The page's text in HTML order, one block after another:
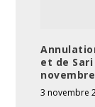
et de
novembre
3 novembre